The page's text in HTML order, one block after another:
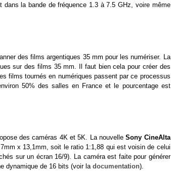
la bande de fréquence 1.3 à 7.5 GHz, voire même
des films argentiques 35 mm pour les numériser. La
sur des films 35 mm. Il faut bien cela pour créer des
films tournés en numériques passent par ce processus
50% des salles en France et le pourcentage est
des caméras 4K et 5K. La nouvelleSony CineAlta
x 13,1mm, soit le ratio 1:1,88 qui est voisin de celui
sur un écran 16/9). La caméra est faite pour générer
dynamique de 16 bits (voir la documentation).